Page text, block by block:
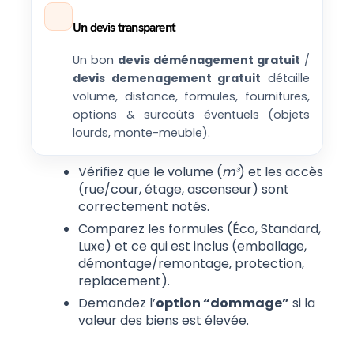
Un devis transparent
Un bon devis déménagement gratuit /
devis demenagement gratuit détaille
volume, distance, formules, fournitures,
options & surcoûts éventuels (objets
lourds, monte-meuble).
Vérifiez que le volume (m³) et les accès
(rue/cour, étage, ascenseur) sont
correctement notés.
Comparez les formules (Éco, Standard,
Luxe) et ce qui est inclus (emballage,
démontage/remontage, protection,
replacement).
Demandez l’option “dommage” si la
valeur des biens est élevée.